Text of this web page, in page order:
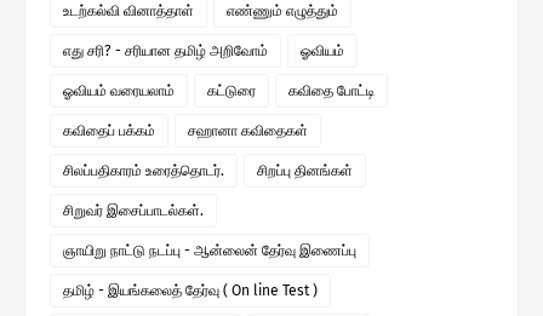
உடற்கல்வி வினாத்தாள் எண்ணும் எழுத்தும்
எது சரி? - சரியான தமிழ் அறிவோம் ஓவியம்
ஓவியம் வரையலாம் கட்டுரை கவிதை போட்டி
கவிதைப் பக்கம் சஹானா கவிதைகள்
சிலப்பதிகாரம் உரைத்தொடர். சிறப்பு தினங்கள்
சிறுவர் இசைப்பாடல்கள்.
ஞாயிறு நாட்டு நடப்பு - ஆன்லைன் தேர்வு இணைப்பு
தமிழ் - இயங்கலைத் தேர்வு ( On line Test )